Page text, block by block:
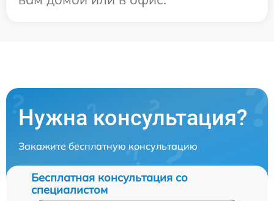
Нужна консультация?
Закажите бесплатную консультацию
Бесплатная консультация со
специалистом